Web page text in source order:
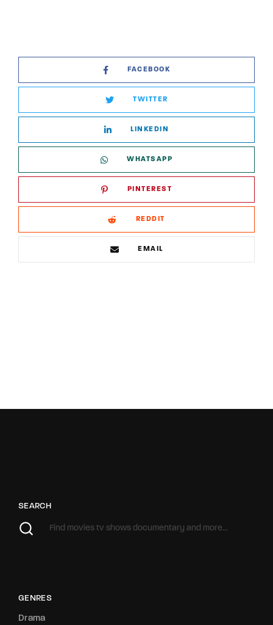
FACEBOOK
TWITTER
LINKEDIN
WHATSAPP
PINTEREST
REDDIT
EMAIL
SEARCH
GENRES
Drama